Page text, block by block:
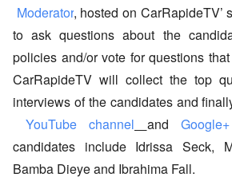
Moderator, hosted on CarRapideTV’
to ask questions about the
policies and/or vote for questions
CarRapideTV will collect the top
interviews of the candidates and
YouTube channel
and
candidates include Idrissa Seck,
Bamba Dieye and Ibrahima Fall.